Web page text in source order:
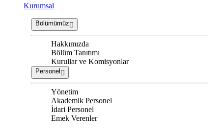
Kurumsal
Bölümümüz
Hakkımızda
Bölüm Tanıtımı
Kurullar ve Komisyonlar
Personel
Yönetim
Akademik Personel
İdari Personel
Emek Verenler